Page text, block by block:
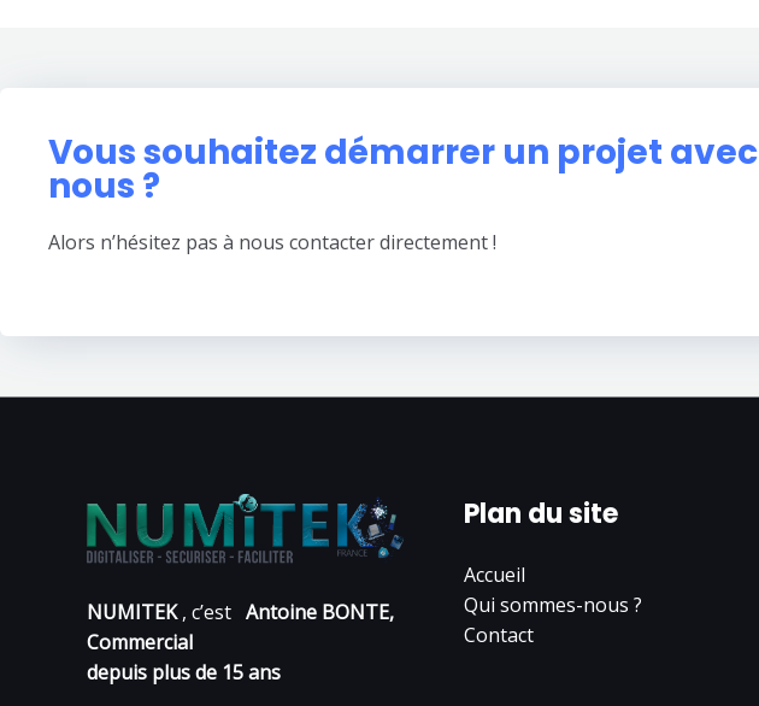
Vous souhaitez démarrer un projet avec
nous ?
Alors n’hésitez pas à nous contacter directement !
NUMITEK, c’est Antoine BONTE,
Commercial
depuis plus de 15 ans
Plan du site
Accueil
Qui sommes-nous ?
Contact